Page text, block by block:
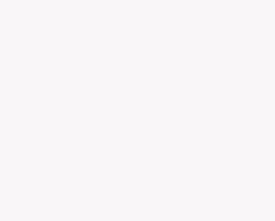
Nu vill vi utveckla vårt
att du vill hjälpa oss.